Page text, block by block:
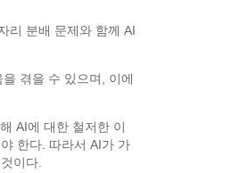
리 분배 문제와 함께 AI
겪을 수 있으며, 이에
AI에 대한 철저한 이
한다. 따라서 AI가 가
이다.